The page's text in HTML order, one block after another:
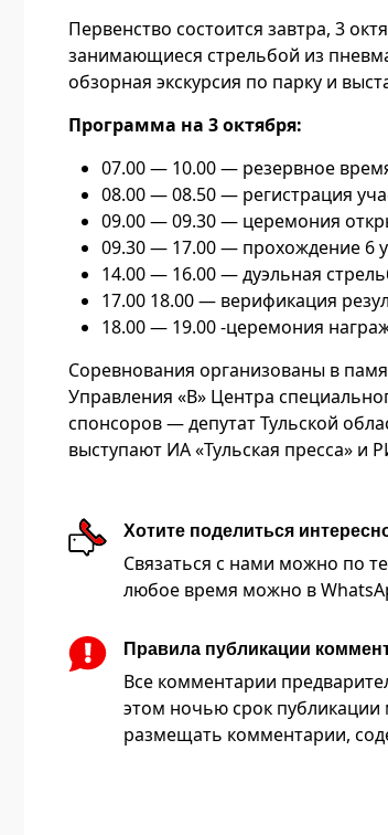
Первенство состоится завтра, 3
занимающиеся стрельбой из
обзорная экскурсия по парку и
Программа на 3 октября:
07.00 — 10.00 — резервное
08.00 — 08.50 — регистрация
09.00 — 09.30 — церемония
09.30 — 17.00 — прохождение 6
14.00 — 16.00 — дуэльная
17.00 18.00 — верификация
18.00 — 19.00 -церемония
Соревнования организованы в
Управления «В» Центра
спонсоров — депутат Тульской
выступают ИА «Тульская пресса» и
Хотите поделиться
Связаться с нами можно по
любое время можно в
Правила публикации
Все комментарии
этом ночью срок
размещать комментарии,